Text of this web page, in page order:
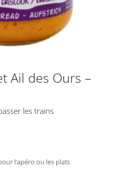
Ail des Ours –
les trains
l’apéro ou les plats